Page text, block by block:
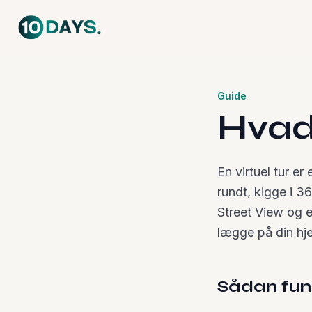
Guide
En virtuel tur er
rundt, kigge i
Street View og
lægge på din
Sådan